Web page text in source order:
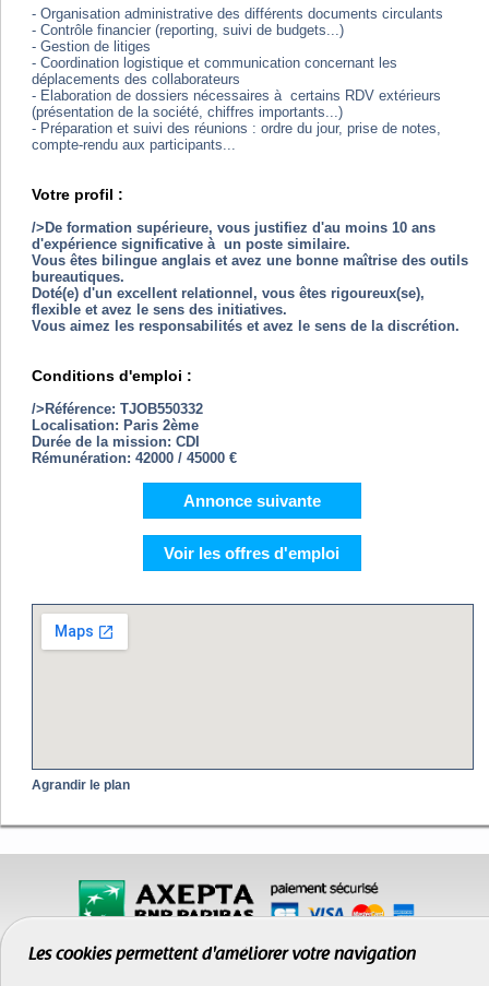
- Organisation administrative des différents documents circulants
- Contrôle financier (reporting, suivi de budgets...)
- Gestion de litiges
- Coordination logistique et communication concernant les
déplacements des collaborateurs
- Elaboration de dossiers nécessaires à certains RDV extérieurs
(présentation de la société, chiffres importants...)
- Préparation et suivi des réunions : ordre du jour, prise de notes,
compte-rendu aux participants...
Votre profil :
/>De formation supérieure, vous justifiez d'au moins 10 ans
d'expérience significative à un poste similaire.
Vous êtes bilingue anglais et avez une bonne maîtrise des outils
bureautiques.
Doté(e) d'un excellent relationnel, vous êtes rigoureux(se),
flexible et avez le sens des initiatives.
Vous aimez les responsabilités et avez le sens de la discrétion.
Conditions d'emploi :
/>Référence: TJOB550332
Localisation: Paris 2ème
Durée de la mission: CDI
Rémunération: 42000 / 45000 €
Annonce suivante
Voir les offres d'emploi
Agrandir le plan
Les cookies permettent d'améliorer votre navigation